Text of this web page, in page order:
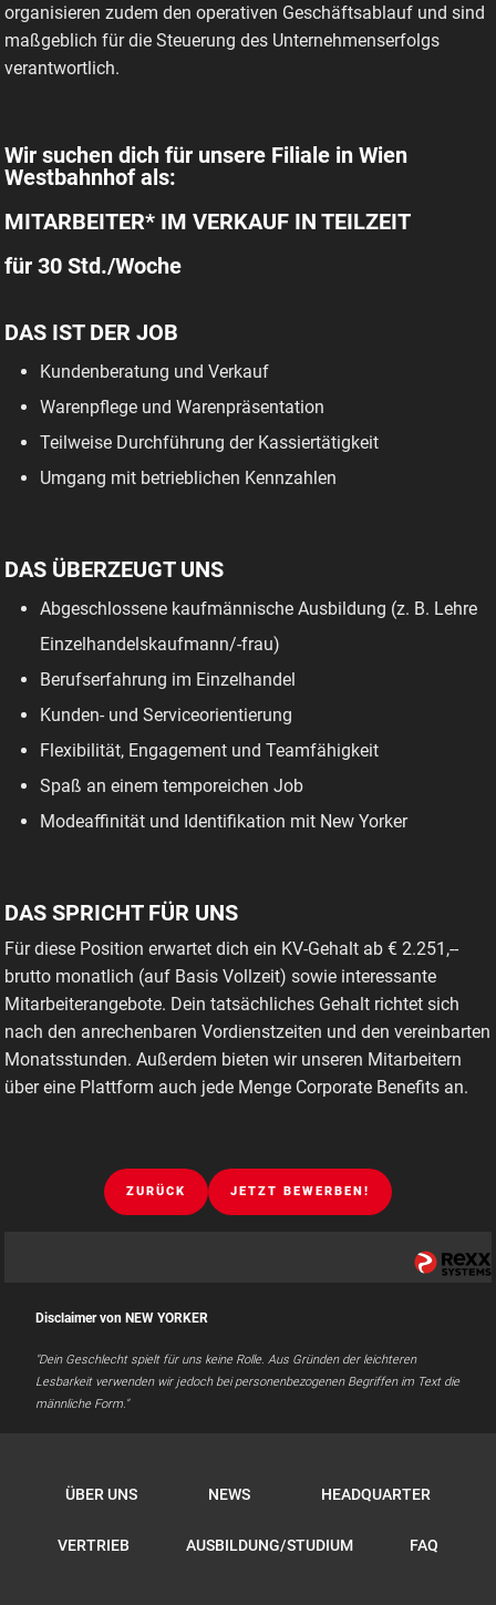
organisieren zudem den operativen Geschäftsablauf und sind
maßgeblich für die Steuerung des Unternehmenserfolgs
verantwortlich.
Wir suchen dich für unsere Filiale in Wien
Westbahnhof als:
MITARBEITER* IM VERKAUF IN TEILZEIT
für 30 Std./Woche
DAS IST DER JOB
Kundenberatung und Verkauf
Warenpflege und Warenpräsentation
Teilweise Durchführung der Kassiertätigkeit
Umgang mit betrieblichen Kennzahlen
DAS ÜBERZEUGT UNS
Abgeschlossene kaufmännische Ausbildung (z. B. Lehre
Einzelhandelskaufmann/-frau)
Berufserfahrung im Einzelhandel
Kunden- und Serviceorientierung
Flexibilität, Engagement und Teamfähigkeit
Spaß an einem temporeichen Job
Modeaffinität und Identifikation mit New Yorker
DAS SPRICHT FÜR UNS
Für diese Position erwartet dich ein KV-Gehalt ab € 2.251,--
brutto monatlich (auf Basis Vollzeit) sowie interessante
Mitarbeiterangebote. Dein tatsächliches Gehalt richtet sich
nach den anrechenbaren Vordienstzeiten und den vereinbarten
Monatsstunden. Außerdem bieten wir unseren Mitarbeitern
über eine Plattform auch jede Menge Corporate Benefits an.
ZURÜCK JETZT BEWERBEN!
Disclaimer von NEW YORKER
"Dein Geschlecht spielt für uns keine Rolle. Aus Gründen der leichteren
Lesbarkeit verwenden wir jedoch bei personenbezogenen Begriffen im Text die
männliche Form."
ÜBER UNS NEWS HEADQUARTER
VERTRIEB AUSBILDUNG/STUDIUM FAQ